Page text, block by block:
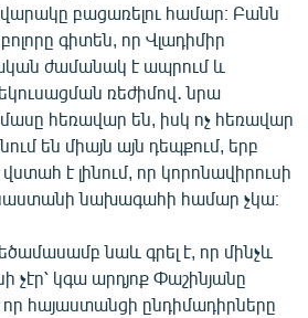
բացառելու համար։ Բանն
գիտեն, որ Վլադիմիր
ժամանակ է ապրում և
ռեժիմով․ նրա
հեռավար են, իսկ ոչ հեռավար
են միայն այն դեպքում, երբ
է լինում, որ կորոնավիրուսի
նախագահի համար չկա։
նաև գրել է, որ մինչև
չէր՝ կգա արդյոք Փաշինյանը
հայաստանցի ընդիմադիրները